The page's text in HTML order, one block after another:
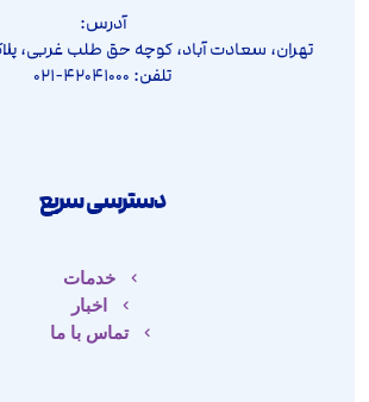
آدرس:
تلفن: ۴۲۰۴۱۰۰۰-۰۲۱
دسترسی سریع
خدمات
اخبار
تماس با ما